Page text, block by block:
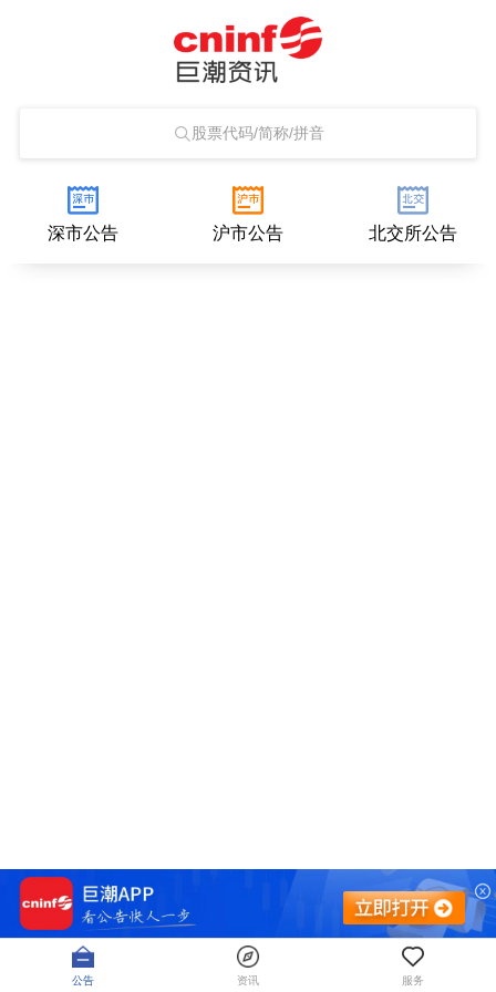
股票代码/简称/拼音
深市公告 沪市公告 北交所公告
公告 资讯 服务